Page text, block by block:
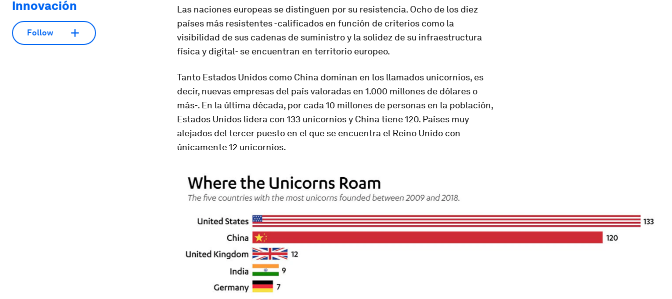
Innovación
Follow
Las naciones europeas se distinguen por su resistencia. Ocho de los diez
países más resistentes -calificados en función de criterios como la
visibilidad de sus cadenas de suministro y la solidez de su infraestructura
física y digital- se encuentran en territorio europeo.
Tanto Estados Unidos como China dominan en los llamados unicornios, es
decir, nuevas empresas del país valoradas en 1.000 millones de dólares o
más-. En la última década, por cada 10 millones de personas en la población,
Estados Unidos lidera con 133 unicornios y China tiene 120. Países muy
alejados del tercer puesto en el que se encuentra el Reino Unido con
únicamente 12 unicornios.